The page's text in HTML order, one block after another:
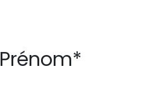
Prénom*